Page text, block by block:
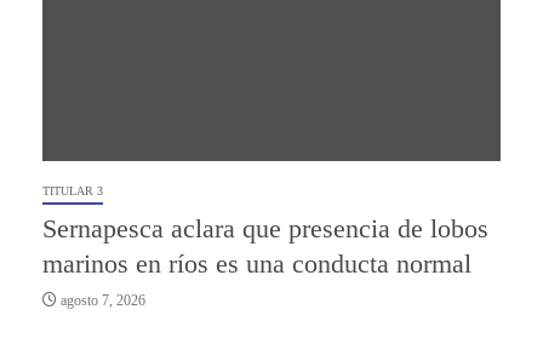
TITULAR 3
Sernapesca aclara que presencia de lobos
marinos en ríos es una conducta normal
agosto 7, 2026